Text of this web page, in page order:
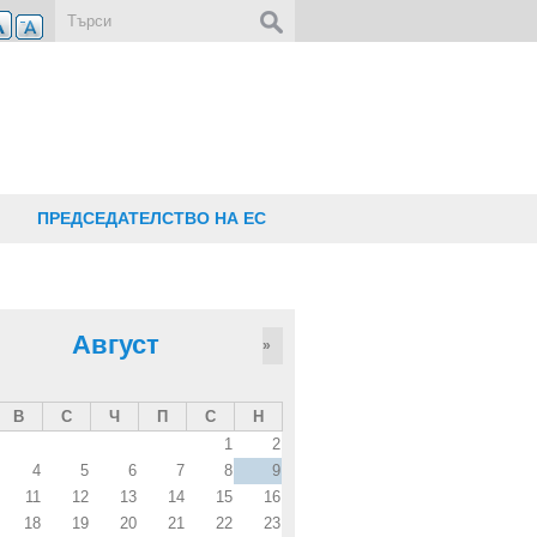
ПРЕДСЕДАТЕЛСТВО НА ЕС
Август »
В С Ч П С
Н
1
2
4
5 6 7 8
9
11
12 13 14 15
16
18
19 20 21 22 23